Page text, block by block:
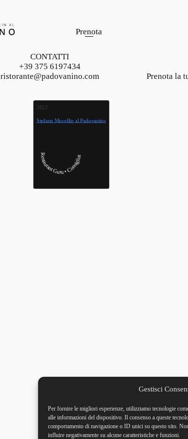
Gestisci
Per fornire le migliori esperienze, utilizziamo tecnologie
alle informazioni del dispositivo. Il consenso a queste
comportamento di navigazione o ID unici su questo sito.
influire negativamente su alcune caratteristiche e funzioni.
Prenota
CONTATTI
+39 375 6197434
ristorante@padovanino.com
Prenota la
2022
Stefano Mocellin al Padovanino
Restaurant Guru • Consigliato